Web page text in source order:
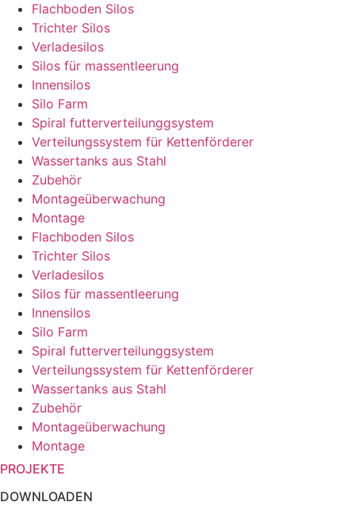
Flachboden Silos
Trichter Silos
Verladesilos
Silos für massentleerung
Innensilos
Silo Farm
Spiral futterverteilunggsystem
Verteilungssystem für Kettenförderer
Wassertanks aus Stahl
Zubehör
Montageüberwachung
Montage
Flachboden Silos
Trichter Silos
Verladesilos
Silos für massentleerung
Innensilos
Silo Farm
Spiral futterverteilunggsystem
Verteilungssystem für Kettenförderer
Wassertanks aus Stahl
Zubehör
Montageüberwachung
Montage
PROJEKTE
DOWNLOADEN